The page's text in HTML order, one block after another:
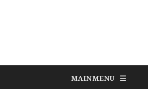
MAIN MENU